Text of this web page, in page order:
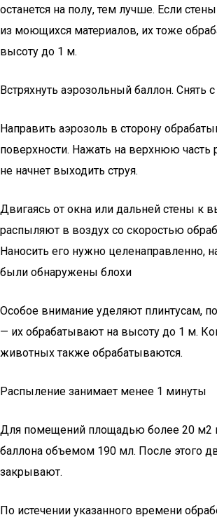
останется на полу, тем лучше. Если
из моющихся материалов, их тоже
высоту до 1 м.
Встряхнуть аэрозольный баллон. Снять
Направить аэрозоль в сторону
поверхности. Нажать на верхнюю часть
не начнет выходить струя.
Двигаясь от окна или дальней стены к
распыляют в воздух со скоростью
Наносить его нужно целенаправленно,
были обнаружены блохи
Особое внимание уделяют плинтусам,
— их обрабатывают на высоту до 1 м.
животных также обрабатываются.
Распыление занимает менее 1 минуты
Для помещений площадью более 20 м2
баллона объемом 190 мл. После этого
закрывают.
По истечении указанного времени